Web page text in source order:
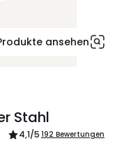
ansehen
Stahl
4,1/5 192 Bewertungen